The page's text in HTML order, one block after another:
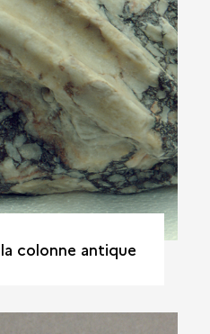
colonne antique